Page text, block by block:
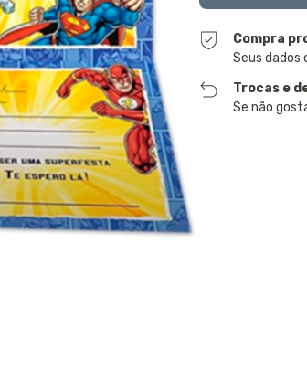
Compra
Seus dados
Trocas e
Se não